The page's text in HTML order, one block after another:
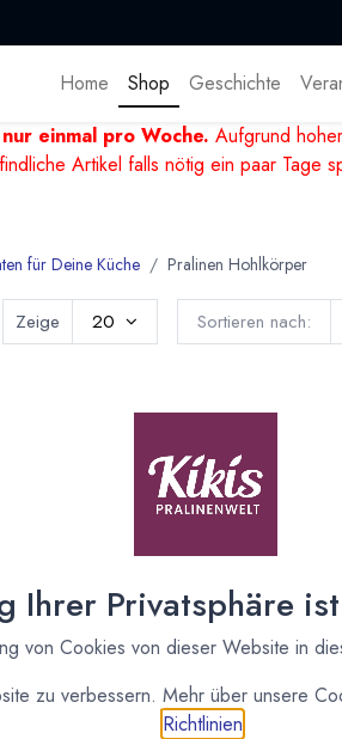
Home Shop Geschichte
einmal pro Woche. Aufgrund
Artikel falls nötig ein paar Tage
für Deine Küche Pralinen Hohlkörper
Sortieren nach:
Zeige 20
Pralinenhohlkörper und Trüffel-
Pralinen und Trüffel herzustellen.
Ihrer Privatsphäre
von Cookies von dieser Website in
zu verbessern. Mehr über unsere
Richtlinien